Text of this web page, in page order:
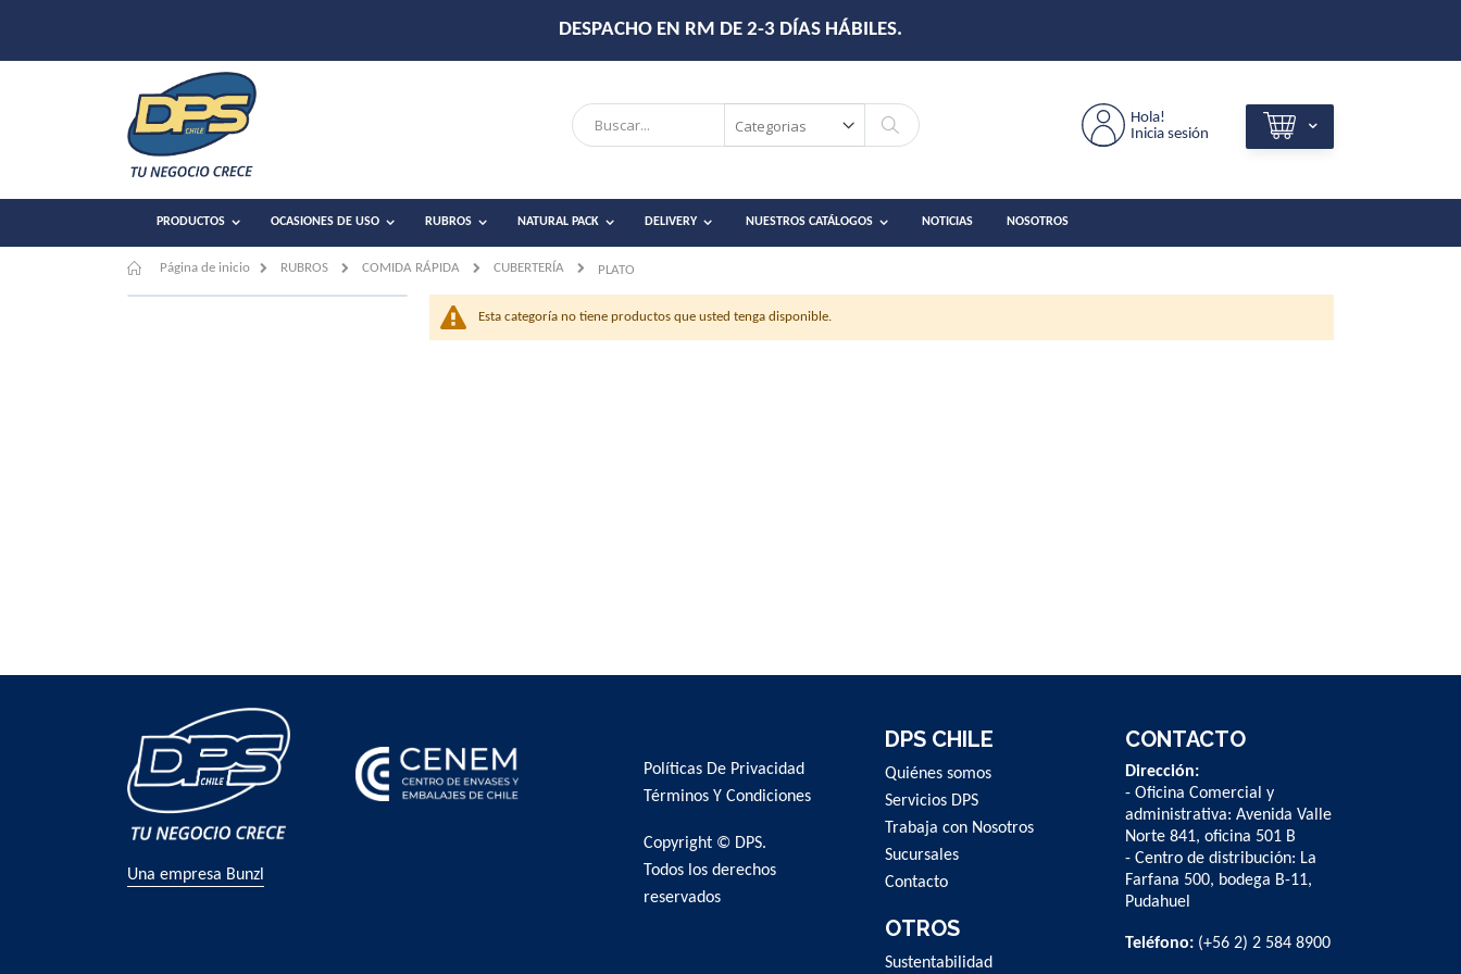
DESPACHO EN RM DE 2-3 DÍAS HÁBILES.
Search
Hola!
Inicia sesión
PRODUCTOS OCASIONES DE USO RUBROS NATURAL PACK DELIVERY NUESTROS CATÁLOGOS NOTICIAS NOSOTROS
Página de inicio RUBROS COMIDA RÁPIDA CUBERTERÍA PLATO
Esta categoría no tiene productos que usted tenga disponible.
Una empresa Bunzl
Políticas De Privacidad
Términos Y Condiciones
Copyright © DPS.
Todos los derechos
reservados
DPS CHILE
Quiénes somos
Servicios DPS
Trabaja con Nosotros
Sucursales
Contacto
OTROS
Sustentabilidad
CONTACTO
Dirección:
- Oficina Comercial y
administrativa: Avenida Valle
Norte 841, oficina 501 B
- Centro de distribución: La
Farfana 500, bodega B-11,
Pudahuel
Teléfono: (+56 2) 2 584 8900